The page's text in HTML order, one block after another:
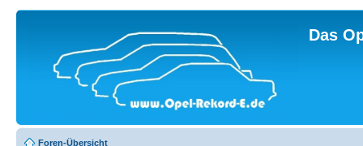
Das
Foren-Übersicht